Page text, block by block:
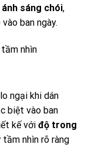
sáng chói,
ban ngày.
nhìn
ngại khi dán
biệt vào ban
kế với độ trong
nhìn rõ ràng